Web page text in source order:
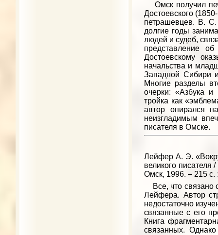
Омск получил
Достоевского
петрашевцев. В. С.
долгие годы
людей и судеб,
представление
Достоевскому
начальства и
Западной Сибири
Многие разделы
очерки: «Азбука
тройка как
автор опирался
неизгладимым
писателя в Омске.
Лейфер А. Э.
великого
Омск, 1996. – 215 с.
Все, что связано
Лейфера. Автор
недостаточно
связанные с его
Книга
связанных.